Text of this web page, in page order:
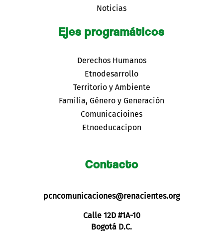
Noticias
Ejes programáticos
Derechos Humanos
Etnodesarrollo
Territorio y Ambiente
Familia, Género y Generación
Comunicacioines
Etnoeducacipon
Contacto
pcncomunicaciones@renacientes.org
Calle 12D #1A-10
Bogotá D.C.